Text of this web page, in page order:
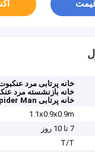
خانه پرتابی مرد
خانه بازنشسته مرد
خانه پرتابی Spider Man سفارشی
1.1x0.9x0.9m
7 تا 10 روز
T/T